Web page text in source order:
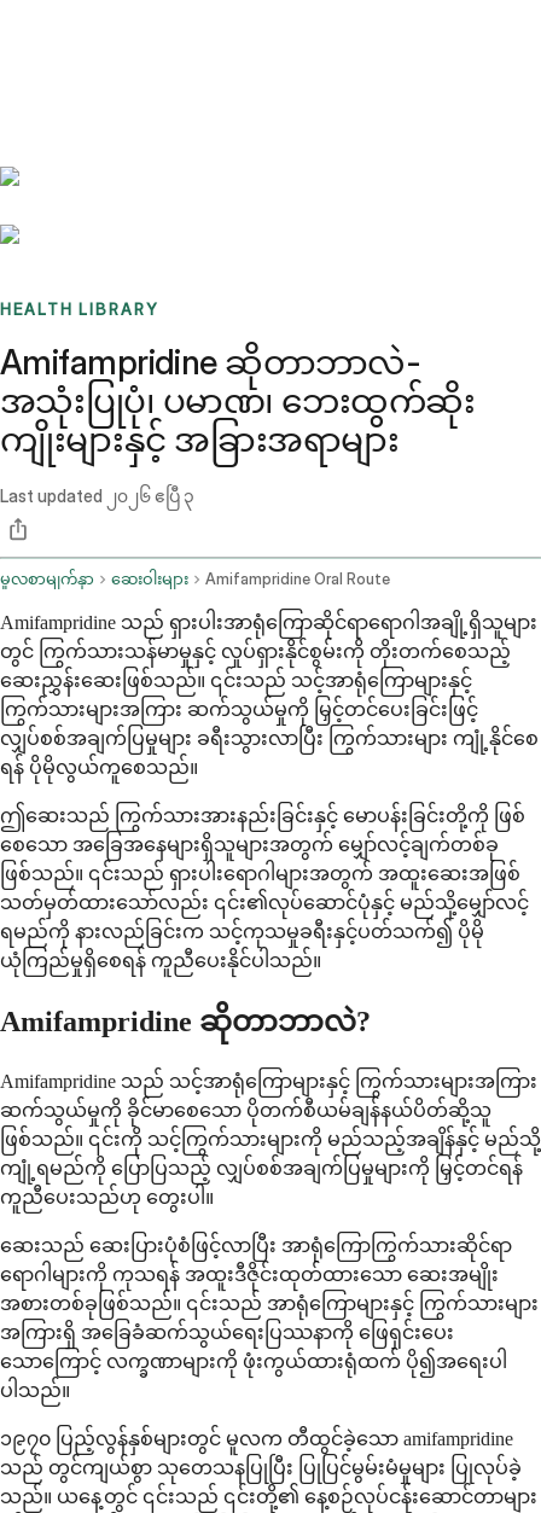
HEALTH LIBRARY
Amifampridine ဆိုတာဘာလဲ-
အသုံးပြုပုံ၊ ပမာဏ၊ ဘေးထွက်ဆိုး
ကျိုးများနှင့် အခြားအရာများ
Last updated ၂၀၂၆ ဧပြီ ၃
မူလစာမျက်နှာ ဆေးဝါးများ Amifampridine Oral Route
Amifampridine သည် ရှားပါးအာရုံကြောဆိုင်ရာရောဂါအချို့ရှိသူများ
တွင် ကြွက်သားသန်မာမှုနှင့် လှုပ်ရှားနိုင်စွမ်းကို တိုးတက်စေသည့်
ဆေးညွှန်းဆေးဖြစ်သည်။ ၎င်းသည် သင့်အာရုံကြောများနှင့်
ကြွက်သားများအကြား ဆက်သွယ်မှုကို မြှင့်တင်ပေးခြင်းဖြင့်
လျှပ်စစ်အချက်ပြမှုများ ခရီးသွားလာပြီး ကြွက်သားများ ကျုံ့နိုင်စေ
ရန် ပိုမိုလွယ်ကူစေသည်။
ဤဆေးသည် ကြွက်သားအားနည်းခြင်းနှင့် မောပန်းခြင်းတို့ကို ဖြစ်
စေသော အခြေအနေများရှိသူများအတွက် မျှော်လင့်ချက်တစ်ခု
ဖြစ်သည်။ ၎င်းသည် ရှားပါးရောဂါများအတွက် အထူးဆေးအဖြစ်
သတ်မှတ်ထားသော်လည်း ၎င်း၏လုပ်ဆောင်ပုံနှင့် မည်သို့မျှော်လင့်
ရမည်ကို နားလည်ခြင်းက သင့်ကုသမှုခရီးနှင့်ပတ်သက်၍ ပိုမို
ယုံကြည်မှုရှိစေရန် ကူညီပေးနိုင်ပါသည်။
Amifampridine ဆိုတာဘာလဲ?
Amifampridine သည် သင့်အာရုံကြောများနှင့် ကြွက်သားများအကြား
ဆက်သွယ်မှုကို ခိုင်မာစေသော ပိုတက်စီယမ်ချန်နယ်ပိတ်ဆို့သူ
ဖြစ်သည်။ ၎င်းကို သင့်ကြွက်သားများကို မည်သည့်အချိန်နှင့် မည်သို့
ကျုံ့ရမည်ကို ပြောပြသည့် လျှပ်စစ်အချက်ပြမှုများကို မြှင့်တင်ရန်
ကူညီပေးသည်ဟု တွေးပါ။
ဆေးသည် ဆေးပြားပုံစံဖြင့်လာပြီး အာရုံကြောကြွက်သားဆိုင်ရာ
ရောဂါများကို ကုသရန် အထူးဒီဇိုင်းထုတ်ထားသော ဆေးအမျိုး
အစားတစ်ခုဖြစ်သည်။ ၎င်းသည် အာရုံကြောများနှင့် ကြွက်သားများ
အကြားရှိ အခြေခံဆက်သွယ်ရေးပြဿနာကို ဖြေရှင်းပေး
သောကြောင့် လက္ခဏာများကို ဖုံးကွယ်ထားရုံထက် ပို၍အရေးပါ
ပါသည်။
၁၉၇၀ ပြည့်လွန်နှစ်များတွင် မူလက တီထွင်ခဲ့သော amifampridine
သည် တွင်ကျယ်စွာ သုတေသနပြုပြီး ပြုပြင်မွမ်းမံမှုများ ပြုလုပ်ခဲ့
သည်။ ယနေ့တွင် ၎င်းသည် ၎င်းတို့၏ နေ့စဉ်လုပ်ငန်းဆောင်တာများ